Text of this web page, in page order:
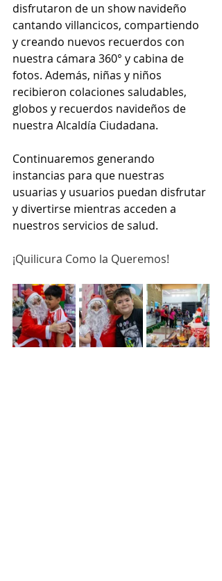
disfrutaron de un show navideño
cantando villancicos, compartiendo
y creando nuevos recuerdos con
nuestra cámara 360° y cabina de
fotos. Además, niñas y niños
recibieron colaciones saludables,
globos y recuerdos navideños de
nuestra Alcaldía Ciudadana.
Continuaremos generando
instancias para que nuestras
usuarias y usuarios puedan disfrutar
y divertirse mientras acceden a
nuestros servicios de salud.
¡Quilicura Como la Queremos!